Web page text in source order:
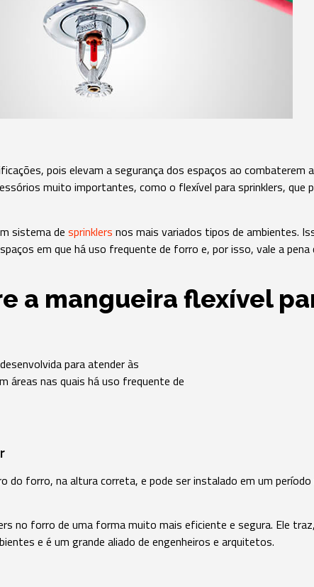
pois elevam a segurança dos espaços ao combaterem
muito importantes, como o flexível para sprinklers, que
sistema de sprinklers nos mais variados tipos de ambientes.
em que há uso frequente de forro e, por isso, vale a pena
a mangueira flexível
para atender às
áreas nas quais há uso frequente de
do forro, na altura correta, e pode ser instalado em um
no forro de uma forma muito mais eficiente e segura. Ele
e é um grande aliado de engenheiros e arquitetos.